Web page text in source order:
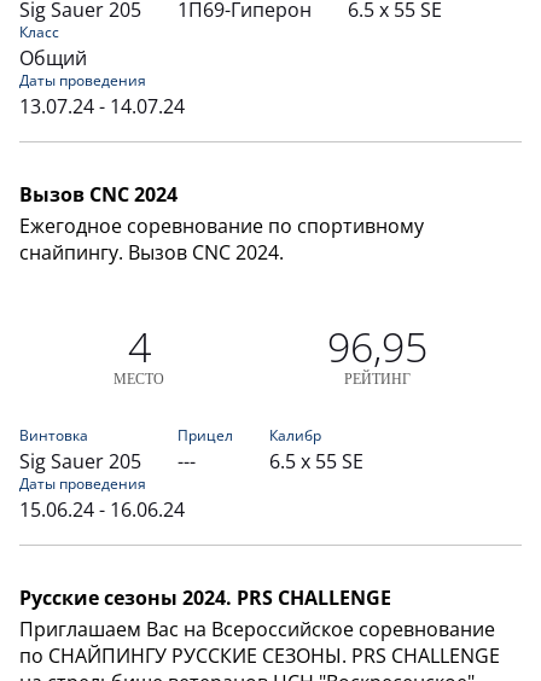
Sig Sauer 205 1П69-Гиперон 6.5 x 55 SE
Класс
Общий
Даты проведения
13.07.24 - 14.07.24
Вызов CNC 2024
Ежегодное соревнование по спортивному
снайпингу. Вызов CNC 2024.
4
МЕСТО
96,95
РЕЙТИНГ
Винтовка
Sig Sauer 205
Прицел
---
Калибр
6.5 x 55 SE
Даты проведения
15.06.24 - 16.06.24
Русские сезоны 2024. PRS CHALLENGE
Приглашаем Вас на Всероссийское соревнование
по СНАЙПИНГУ РУССКИЕ СЕЗОНЫ. PRS CHALLENGE